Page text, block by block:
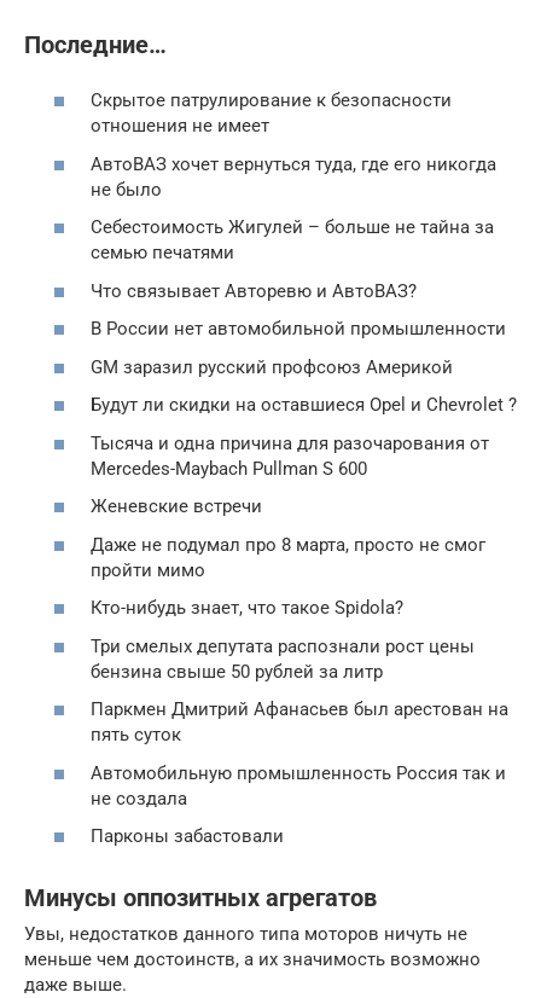
Последние…
Скрытое патрулирование к безопасности
отношения не имеет
АвтоВАЗ хочет вернуться туда, где его никогда
не было
Себестоимость Жигулей – больше не тайна за
семью печатями
Что связывает Авторевю и АвтоВАЗ?
В России нет автомобильной промышленности
GM заразил русский профсоюз Америкой
Будут ли скидки на оставшиеся Opel и Chevrolet ?
Тысяча и одна причина для разочарования от
Mercedes-Maybach Pullman S 600
Женевские встречи
Даже не подумал про 8 марта, просто не смог
пройти мимо
Кто-нибудь знает, что такое Spidola?
Три смелых депутата распознали рост цены
бензина свыше 50 рублей за литр
Паркмен Дмитрий Афанасьев был арестован на
пять суток
Автомобильную промышленность Россия так и
не создала
Парконы забастовали
Минусы оппозитных агрегатов
Увы, недостатков данного типа моторов ничуть не
меньше чем достоинств, а их значимость возможно
даже выше.